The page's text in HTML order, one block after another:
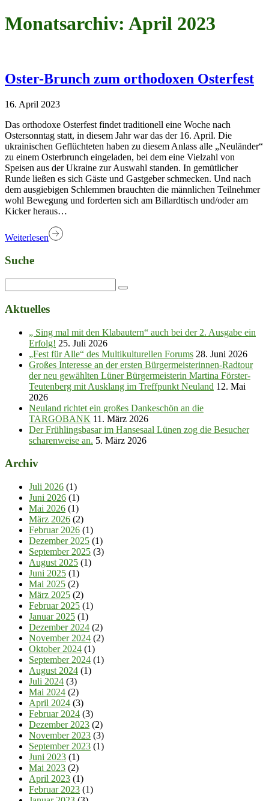
Monatsarchiv: April 2023
Oster-Brunch zum orthodoxen Osterfest
16. April 2023
Das orthodoxe Osterfest findet traditionell eine Woche nach
Ostersonntag statt, in diesem Jahr war das der 16. April. Die
ukrainischen Geflüchteten haben zu diesem Anlass alle „Neuländer“
zu einem Osterbrunch eingeladen, bei dem eine Vielzahl von
Speisen aus der Ukraine zur Auswahl standen. In gemütlicher
Runde ließen es sich Gäste und Gastgeber schmecken. Und nach
dem ausgiebigen Schlemmen brauchten die männlichen Teilnehmer
wohl Bewegung und forderten sich am Billardtisch und/oder am
Kicker heraus…
Weiterlesen
Suche
Aktuelles
„ Sing mal mit den Klabautern“ auch bei der 2. Ausgabe ein
Erfolg! 25. Juli 2026
„Fest für Alle“ des Multikulturellen Forums 28. Juni 2026
Großes Interesse an der ersten Bürgermeisterinnen-Radtour
der neu gewählten Lüner Bürgermeisterin Martina Förster-
Teutenberg mit Ausklang im Treffpunkt Neuland 12. Mai
2026
Neuland richtet ein großes Dankeschön an die
TARGOBANK 11. März 2026
Der Frühlingsbasar im Hansesaal Lünen zog die Besucher
scharenweise an. 5. März 2026
Archiv
Juli 2026 (1)
Juni 2026 (1)
Mai 2026 (1)
März 2026 (2)
Februar 2026 (1)
Dezember 2025 (1)
September 2025 (3)
August 2025 (1)
Juni 2025 (1)
Mai 2025 (2)
März 2025 (2)
Februar 2025 (1)
Januar 2025 (1)
Dezember 2024 (2)
November 2024 (2)
Oktober 2024 (1)
September 2024 (1)
August 2024 (1)
Juli 2024 (3)
Mai 2024 (2)
April 2024 (3)
Februar 2024 (3)
Dezember 2023 (2)
November 2023 (3)
September 2023 (1)
Juni 2023 (1)
Mai 2023 (2)
April 2023 (1)
Februar 2023 (1)